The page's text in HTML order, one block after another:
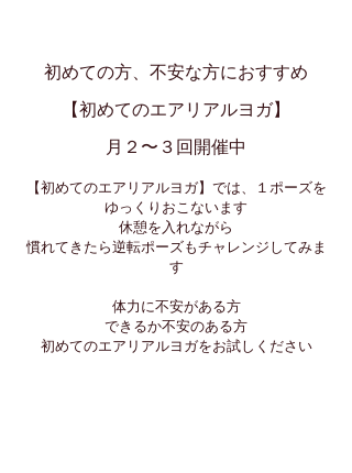
初めての方、不安な方におすすめ
【初めてのエアリアルヨガ】
​月２〜３回開催中
【​初めてのエアリアルヨガ】では、１ポーズを
ゆっくりおこないます
休憩を入れながら
慣れてきたら逆転ポーズもチャレンジしてみま
す
体力に不安がある方
できるか不安のある方
​初めてのエアリアルヨガをお試しください